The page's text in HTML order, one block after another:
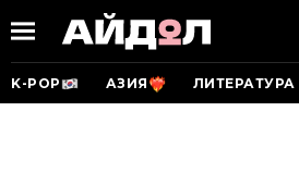
K-POP АЗИЯ